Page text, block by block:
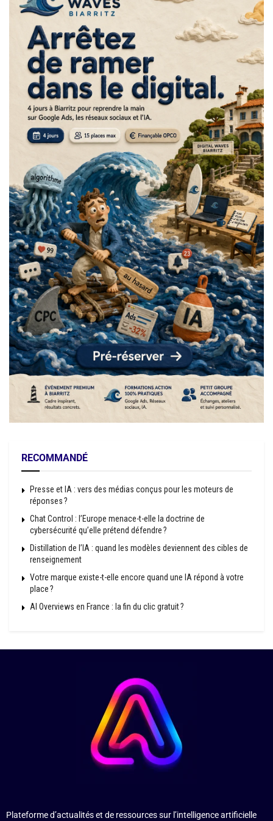
RECOMMANDÉ
Presse et IA : vers des médias conçus pour les moteurs de
réponses ?
Chat Control : l’Europe menace-t-elle la doctrine de
cybersécurité qu’elle prétend défendre ?
Distillation de l’IA : quand les modèles deviennent des cibles de
renseignement
Votre marque existe-t-elle encore quand une IA répond à votre
place ?
AI Overviews en France : la fin du clic gratuit ?
Plateforme d’actualités et de ressources sur l’intelligence artificielle